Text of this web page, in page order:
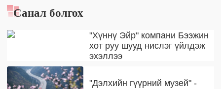
Санал болгох
"Хүннү Эйр" компани Бээжин
хот руу шууд нислэг үйлдэж
эхэллээ
"Дэлхийн гүүрний музей" -